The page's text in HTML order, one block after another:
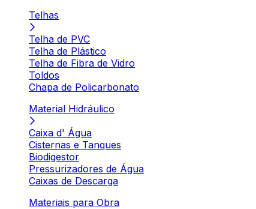
Telhas
Telha de PVC
Telha de Plástico
Telha de Fibra de Vidro
Toldos
Chapa de Policarbonato
Material Hidráulico
Caixa d' Água
Cisternas e Tanques
Biodigestor
Pressurizadores de Água
Caixas de Descarga
Materiais para Obra